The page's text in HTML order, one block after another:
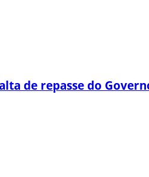
de repasse do